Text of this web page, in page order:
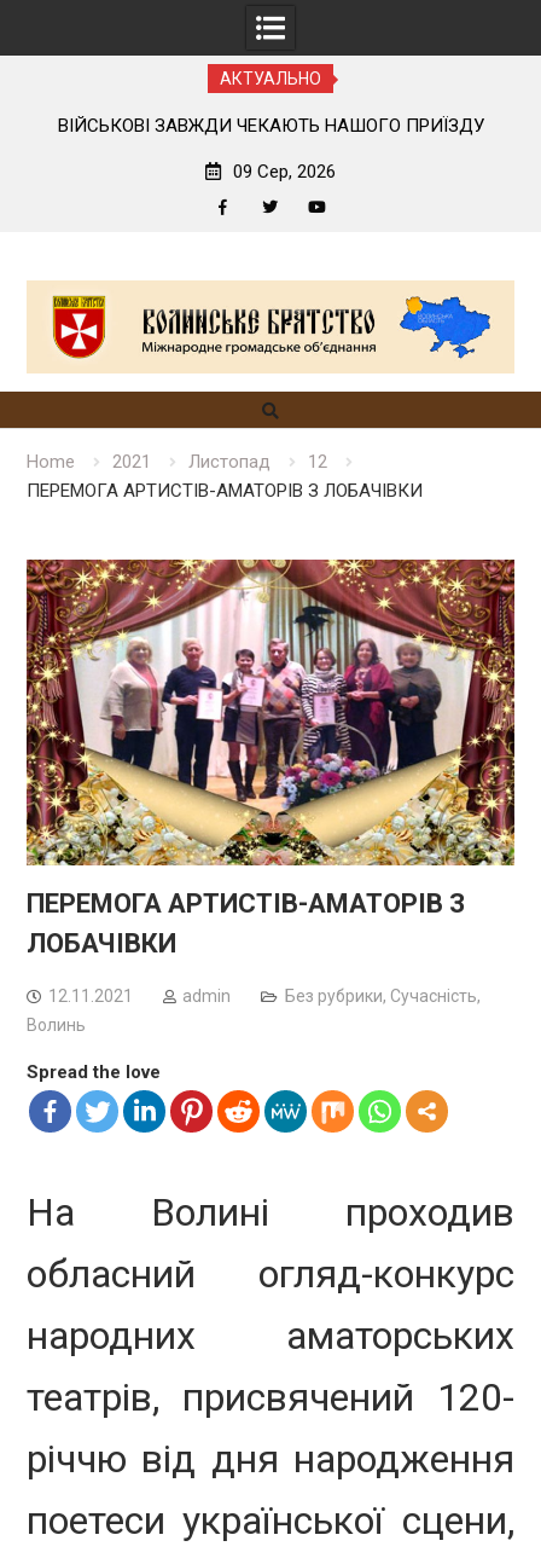
АКТУАЛЬНО
ВІЙСЬКОВІ ЗАВЖДИ ЧЕКАЮТЬ НАШОГО ПРИЇЗДУ
09 Сер, 2026
content
Home 2021 Листопад
12
ПЕРЕМОГА АРТИСТІВ-АМАТОРІВ З ЛОБАЧІВКИ
ПЕРЕМОГА АРТИСТІВ-АМАТОРІВ З
ЛОБАЧІВКИ
12.11.2021 admin Без рубрики, Сучасність,
Волинь
Spread the love
На Волині проходив
обласний огляд-конкурс
народних аматорських
театрів, присвячений 120-
річчю від дня народження
поетеси української сцени,